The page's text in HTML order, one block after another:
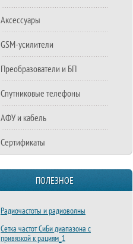
Аксессуары
GSM-усилители
Преобразователи и БП
Спутниковые телефоны
АФУ и кабель
Сертификаты
ПОЛЕЗНОЕ
Радиочастоты и радиоволны
Сетка частот СиБи диапазона с
привязкой к рациям_1